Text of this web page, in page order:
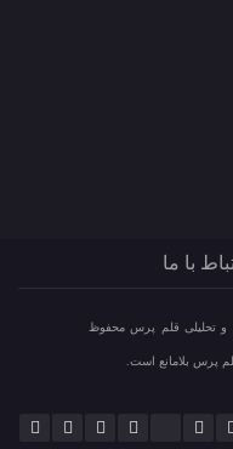
با ما
و تحلیلی قلم پرس محفوظ
پرس بلامانع است.